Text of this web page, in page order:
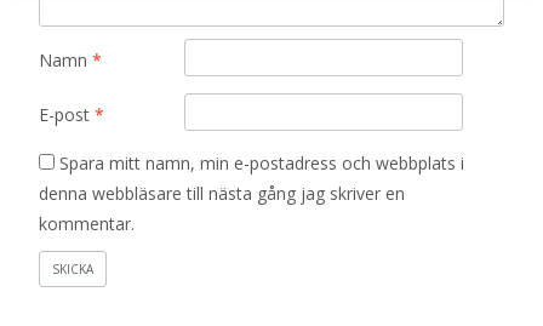
Namn *
E-post *
Spara mitt namn, min e-postadress och webbplats i
denna webbläsare till nästa gång jag skriver en
kommentar.